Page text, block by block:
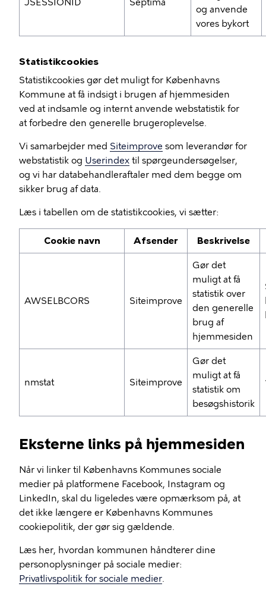
JSESSIONID Septima
og anvende
vores bykort
Statistikcookies
Statistikcookies gør det muligt for Københavns
Kommune at få indsigt i brugen af hjemmesiden
ved at indsamle og internt anvende webstatistik for
at forbedre den generelle brugeroplevelse.
Vi samarbejder med Siteimprove som leverandør for
webstatistik og Userindex til spørgeundersøgelser,
og vi har databehandleraftaler med dem begge om
sikker brug af data.
Læs i tabellen om de statistikcookies, vi sætter:
Cookie navn Afsender Beskrivelse
AWSELBCORS Siteimprove
Gør det
muligt at få
statistik over
den generelle
brug af
hjemmesiden
nmstat Siteimprove
Gør det
muligt at få
statistik om
besøgshistorik
Eksterne links på hjemmesiden
Når vi linker til Københavns Kommunes sociale
medier på platformene Facebook, Instagram og
LinkedIn, skal du ligeledes være opmærksom på, at
det ikke længere er Københavns Kommunes
cookiepolitik, der gør sig gældende.
Læs her, hvordan kommunen håndterer dine
personoplysninger på sociale medier:
Privatlivspolitik for sociale medier.